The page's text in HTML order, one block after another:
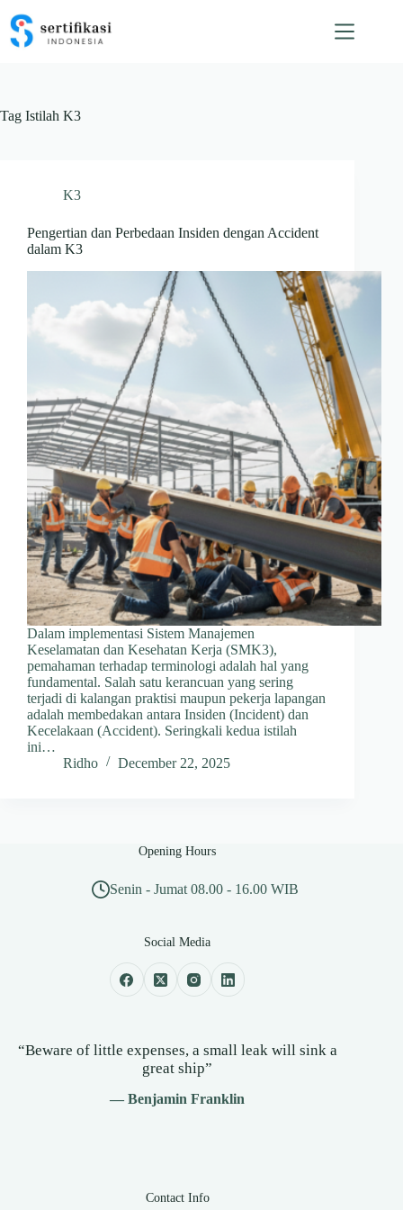
content
Tag Istilah K3
K3
Pengertian dan Perbedaan Insiden dengan Accident
dalam K3
Dalam implementasi Sistem Manajemen
Keselamatan dan Kesehatan Kerja (SMK3),
pemahaman terhadap terminologi adalah hal yang
fundamental. Salah satu kerancuan yang sering
terjadi di kalangan praktisi maupun pekerja lapangan
adalah membedakan antara Insiden (Incident) dan
Kecelakaan (Accident). Seringkali kedua istilah
ini…
Ridho
December 22, 2025
Opening Hours
Senin - Jumat 08.00 - 16.00 WIB
Social Media
“Beware of little expenses, a small leak will sink a
great ship”
— Benjamin Franklin
Contact Info